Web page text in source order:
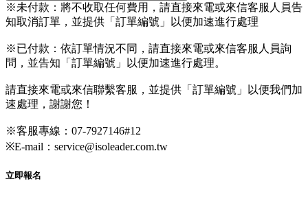
※未付款：將不收取任何費用，請直接來電或來信客服人員告
知取消訂單，並提供「訂單編號」以便加速進行處理
※已付款：依訂單情況不同，請直接來電或來信客服人員詢
問，並告知「訂單編號」以便加速進行處理。
請直接來電或來信聯繫客服，並提供「訂單編號」以便我們加
速處理，謝謝您！
※客服專線：07-7927146#12
※E-mail：service@isoleader.com.tw
立即報名